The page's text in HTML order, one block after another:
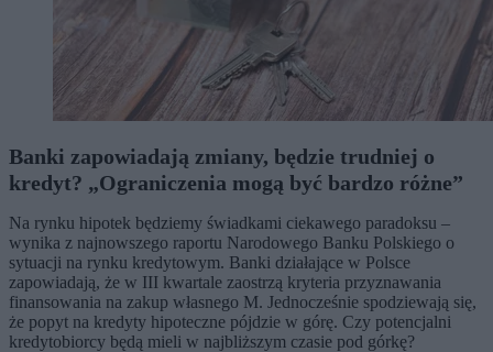
Banki zapowiadają zmiany, będzie trudniej o
kredyt? „Ograniczenia mogą być bardzo różne”
Na rynku hipotek będziemy świadkami ciekawego paradoksu –
wynika z najnowszego raportu Narodowego Banku Polskiego o
sytuacji na rynku kredytowym. Banki działające w Polsce
zapowiadają, że w III kwartale zaostrzą kryteria przyznawania
finansowania na zakup własnego M. Jednocześnie spodziewają się,
że popyt na kredyty hipoteczne pójdzie w górę. Czy potencjalni
kredytobiorcy będą mieli w najbliższym czasie pod górkę?